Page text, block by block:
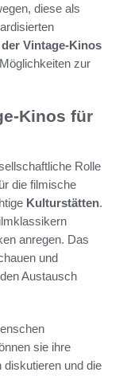
diese als
Vintage-Kinos
zur
Kinos für
Rolle
die filmische
Kulturstätten.
anregen. Das
und
Austausch
sie ihre
und die